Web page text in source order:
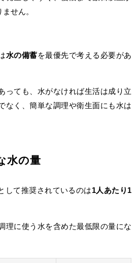
せん。
水の備蓄を最優先で考える必要があ
っても、水がなければ生活は成り立
なく、簡単な調理や衛生面にも水は
水の量
して推奨されているのは1人あたり1
理に使う水を含めた最低限の量にな